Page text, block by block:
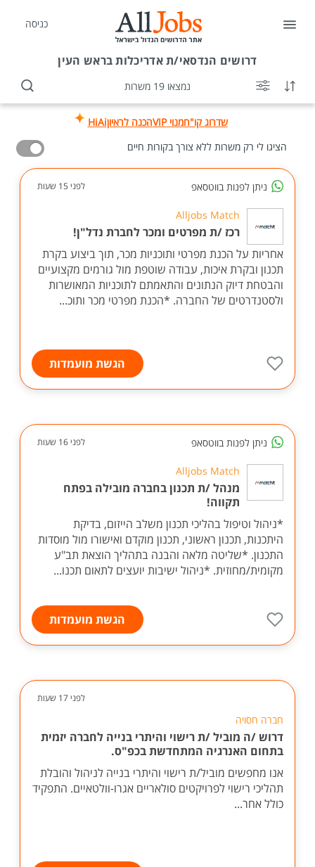
כניסה
דרושים הנדסאי/ת אדריכלות בראש העין
נמצאו 19 משרות
שדרוג קו"חמנוי VIP הכנה לראיוןHiAi
הציגו לי רק משרות ללא צורך בקורות חיים
ניתן לפנות בווטסאפ לפני 15 שעות
Alljobs Match
רכז /ת מפרטים ומכר לחברת נדל"ן!
אחריות על הכנת מפרטי ותוכניות מכר, תוך ביצוע בקרת
תכנון ובקרת איכות, עבודה שוטפת מול גורמים מקצועיים
והבטחת דיוק הנתונים והתאמתם לתוכניות המאושרות
ולסטנדרטים של החברה. *הכנת מפרטי מכר ותוכ...
הגשת מועמדות
ניתן לפנות בווטסאפ לפני 16 שעות
Alljobs Match
מנהל /ת תכנון בחברה מובילה בפתח
תקווה!
*ניהול וטיפול בהליכי תכנון משלב הייזום, בדיקת
היתכנות, תכנון ראשוני, תכנון מוקדם ואישורו מול מוסדות
התכנון. *שליטה מלאה והבנה בתהליך הוצאת תב"ע
מקומית/מחוזית. *ניהול ישיבות יועצים לתאום תכנו...
הגשת מועמדות
לפני 17 שעות
חברה חסויה
דרוש /ה מוביל /ת רישוי והיתרי בנייה לחברה יזמית
בתחום האנרגיה המתחדשת בכפ"ס.
אנו מחפשים מוביל/ת רישוי והיתרי בנייה לניהול והובלת
תהליכי רישוי לפרויקטים סולאריים אגרו-וולטאיים. התפקיד
כולל אחר...